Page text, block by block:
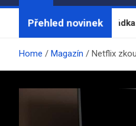
Přehled novinek
Pohádka
Home Magazín Netflix